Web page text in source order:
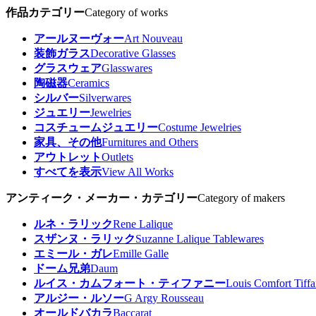
作品カテゴリーCategory of works
アールヌーヴォーArt Nouveau
装飾ガラスDecorative Glasses
グラスウェアGlasswares
陶磁器Ceramics
シルバーSilverwares
ジュエリーJewelries
コスチュームジュエリーCostume Jewelries
家具、その他Furnitures and Others
アウトレットOutlets
すべてを表示View All Works
アンティーク・メーカー・カテゴリーCategory of makers
ルネ・ラリックRene Lalique
スザンヌ・ラリックSuzanne Lalique Tablewares
エミール・ガレEmille Galle
ドーム兄弟Daum
ルイス・カムフォート・ティファニーLouis Comfort
アルジー・ルソーG Argy Rousseau
オールドバカラBaccarat